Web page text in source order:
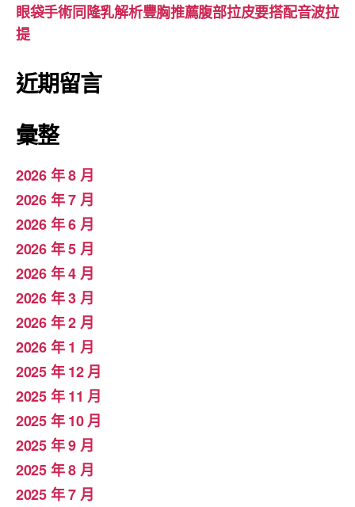
眼袋手術同隆乳解析豐胸推薦腹部拉皮要搭配音波拉
提
近期留言
彙整
2026 年 8 月
2026 年 7 月
2026 年 6 月
2026 年 5 月
2026 年 4 月
2026 年 3 月
2026 年 2 月
2026 年 1 月
2025 年 12 月
2025 年 11 月
2025 年 10 月
2025 年 9 月
2025 年 8 月
2025 年 7 月